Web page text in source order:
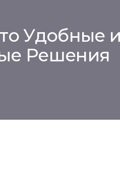
Решения